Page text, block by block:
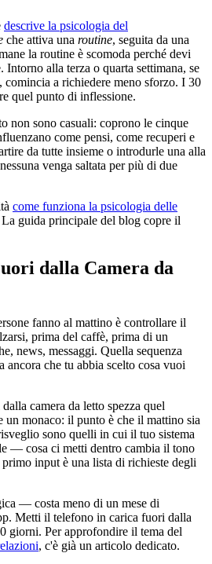
descrive la psicologia del
che attiva una routine, seguita da una
la routine è scomoda perché devi
Intorno alla terza o quarta settimana, se
comincia a richiedere meno sforzo. I 30
quel punto di inflessione.
non sono casuali: coprono le cinque
come pensi, come recuperi e
da tutte insieme o introdurle una alla
venga saltata per più di due
come funziona la psicologia delle
guida principale del blog copre il
dalla Camera da
fanno al mattino è controllare il
prima del caffè, prima di un
news, messaggi. Quella sequenza
ancora che tu abbia scelto cosa vuoi
camera da letto spezza quel
monaco: il punto è che il mattino sia
sono quelli in cui il tuo sistema
— cosa ci metti dentro cambia il tono
input è una lista di richieste degli
— costa meno di un mese di
Metti il telefono in carica fuori dalla
giorni. Per approfondire il tema del
, c'è già un articolo dedicato.